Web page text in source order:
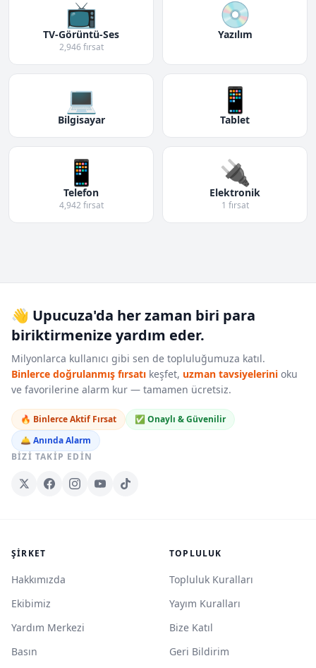
📺
TV-Görüntü-Ses
2,946 fırsat
💿
Yazılım
💻
Bilgisayar
📱
Tablet
📱
Telefon
4,942 fırsat
🔌
Elektronik
1 fırsat
👋 Upucuza'da her zaman biri para
biriktirmenize yardım eder.
Milyonlarca kullanıcı gibi sen de topluluğumuza katıl.
Binlerce doğrulanmış fırsatı keşfet, uzman tavsiyelerini oku
ve favorilerine alarm kur — tamamen ücretsiz.
🔥 Binlerce Aktif Fırsat
✅ Onaylı & Güvenilir
🛎️ Anında Alarm
BIZI TAKIP EDIN
ŞIRKET
Hakkımızda
Ekibimiz
Yardım Merkezi
Basın
TOPLULUK
Topluluk Kuralları
Yayım Kuralları
Bize Katıl
Geri Bildirim